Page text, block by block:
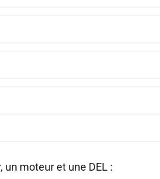
moteur et une DEL :